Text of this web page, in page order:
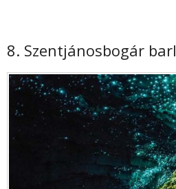
8. Szentjánosbogár